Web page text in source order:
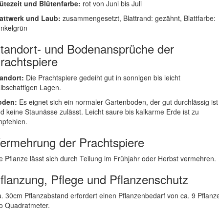
und Blütenfarbe: rot von Juni bis Juli
und Laub: zusammengesetzt, Blattrand: gezähnt, Blattfarbe:
und Bodenansprüche der
Die Prachtspiere gedeiht gut in sonnigen bis leicht
Lagen.
Es eignet sich ein normaler Gartenboden, der gut durchlässig ist
keine Staunässe zulässt. Leicht saure bis kalkarme Erde ist zu
der Prachtspiere
Pflanze lässt sich durch Teilung im Frühjahr oder Herbst vermehren.
Pflege und Pflanzenschutz
30cm Pflanzabstand erfordert einen Pflanzenbedarf von ca. 9
Quadratmeter.